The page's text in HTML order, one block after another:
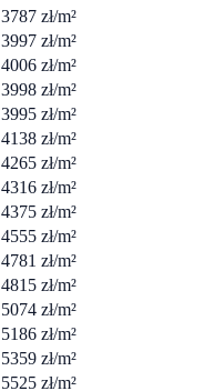
3787 zł/m²
3997 zł/m²
4006 zł/m²
3998 zł/m²
3995 zł/m²
4138 zł/m²
4265 zł/m²
4316 zł/m²
4375 zł/m²
4555 zł/m²
4781 zł/m²
4815 zł/m²
5074 zł/m²
5186 zł/m²
5359 zł/m²
5525 zł/m²